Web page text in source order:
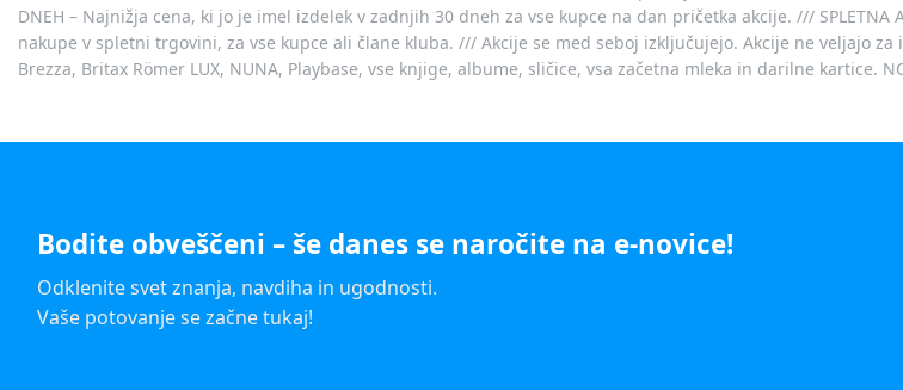
DNEH – Najnižja cena, ki jo je imel izdelek v zadnjih 30 dneh za vse kupce na dan pričetka akcije. ///
nakupe v spletni trgovini, za vse kupce ali člane kluba. /// Akcije se med seboj izključujejo. Akcije ne veljajo
Brezza, Britax Römer LUX, NUNA, Playbase, vse knjige, albume, sličice, vsa začetna mleka in darilne kartice.
Bodite obveščeni – še danes se naročite na e-novice!
Odklenite svet znanja, navdiha in ugodnosti.
Vaše potovanje se začne tukaj!